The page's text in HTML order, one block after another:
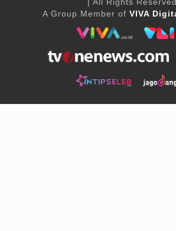
A Group Member of VIVA